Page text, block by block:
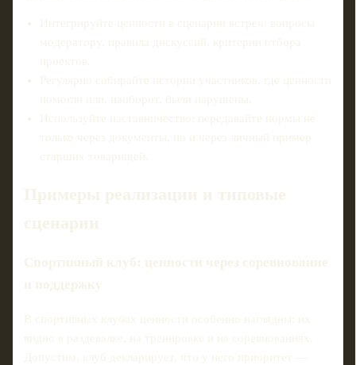
Интегрируйте ценности в сценарии встреч: вопросы
модератору, правила дискуссий, критерии отбора
проектов.
Регулярно собирайте истории участников, где ценности
помогли или, наоборот, были нарушены.
Используйте наставничество: передавайте нормы не
только через документы, но и через личный пример
старших товарищей.
Примеры реализации и типовые
сценарии
Спортивный клуб: ценности через соревнование
и поддержку
В спортивных клубах ценности особенно наглядны: их
видно в раздевалке, на тренировке и на соревнованиях.
Допустим, клуб декларирует, что у него приоритет —